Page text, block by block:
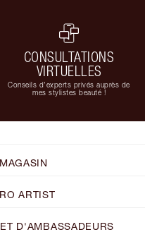
CONSULTATIONS
VIRTUELLES
Conseils d'experts privés auprès de
mes stylistes beauté !
ARTIST
D'AMBASSADEURS